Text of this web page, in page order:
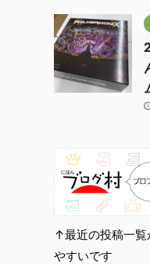
↑最近の投稿一覧
やすいです